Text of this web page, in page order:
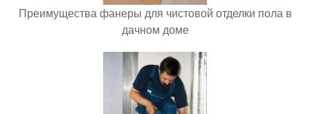
Преимущества фанеры для чистовой отделки пола в
дачном доме